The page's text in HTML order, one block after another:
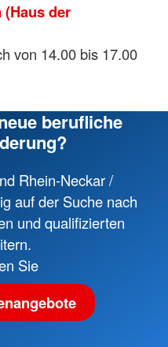
(Haus der
von 14.00 bis 17.00
berufliche
Rhein-Neckar /
auf der Suche nach
und qualifizierten
Sie